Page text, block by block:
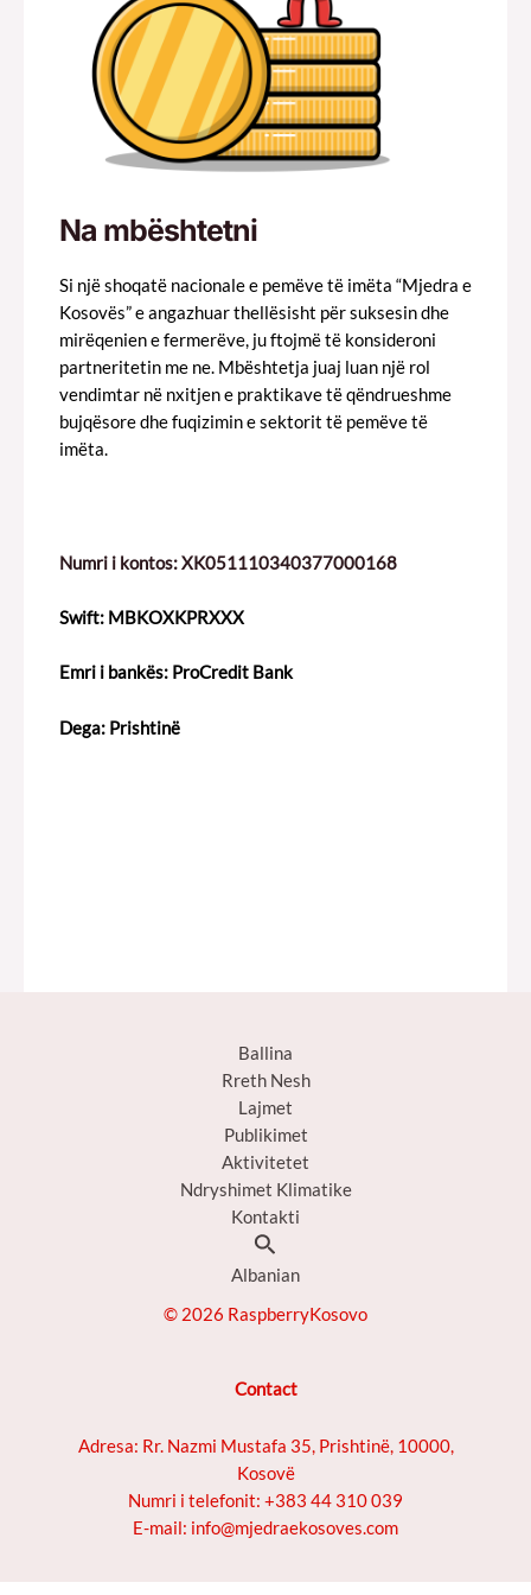
Na mbështetni
Si një shoqatë nacionale e pemëve të imëta “Mjedra e
Kosovës” e angazhuar thellësisht për suksesin dhe
mirëqenien e fermerëve, ju ftojmë të konsideroni
partneritetin me ne. Mbështetja juaj luan një rol
vendimtar në nxitjen e praktikave të qëndrueshme
bujqësore dhe fuqizimin e sektorit të pemëve të
imëta.
Numri i kontos: XK051110340377000168
Swift: MBKOXKPRXXX
Emri i bankës: ProCredit Bank
Dega: Prishtinë
Ballina
Rreth Nesh
Lajmet
Publikimet
Aktivitetet
Ndryshimet Klimatike
Kontakti
Search
Albanian
© 2026 RaspberryKosovo
Contact
Adresa: Rr. Nazmi Mustafa 35, Prishtinë, 10000,
Kosovë
Numri i telefonit: +383 44 310 039
E-mail: info@mjedraekosoves.com